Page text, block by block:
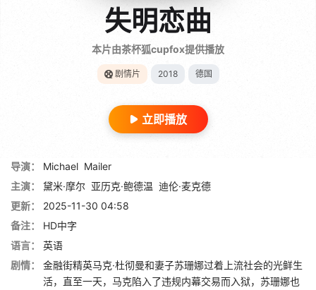
失明恋曲
本片由茶杯狐cupfox提供播放
剧情片 2018 德国
立即播放
导演： Michael Mailer
主演：
黛米·摩尔 亚历克·鲍德温 迪伦·麦克德
更新：
2025-11-30 04:58
备注：
HD中字
语言：
英语
剧情：
金融街精英马克·杜彻曼和妻子苏珊娜过着上流社会的光鲜生
活，直至一天，马克陷入了违规内幕交易而入狱，苏珊娜也